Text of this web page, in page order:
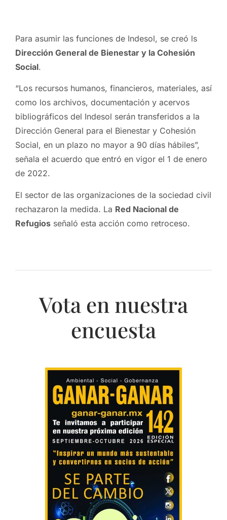
Para asumir las funciones de Indesol, se creó ls
Dirección General de Bienestar y la Cohesión
Social.
“Los recursos humanos, financieros, materiales, así
como los archivos, documentación y acervos
bibliográficos del Indesol serán transferidos a la
Dirección General para el Bienestar y Cohesión
Social, en un plazo no mayor a 90 días hábiles”,
señala el acuerdo que entró en vigor el 1 de enero
de 2022.
El sector de las organizaciones de la sociedad civil
rechazaron la medida. La Red Nacional de
Refugios señaló esta acción como retroceso.
Vota en nuestra
encuesta